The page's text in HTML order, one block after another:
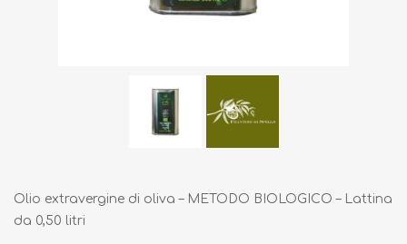
Olio extravergine di oliva – METODO BIOLOGICO – Lattina
da 0,50 litri